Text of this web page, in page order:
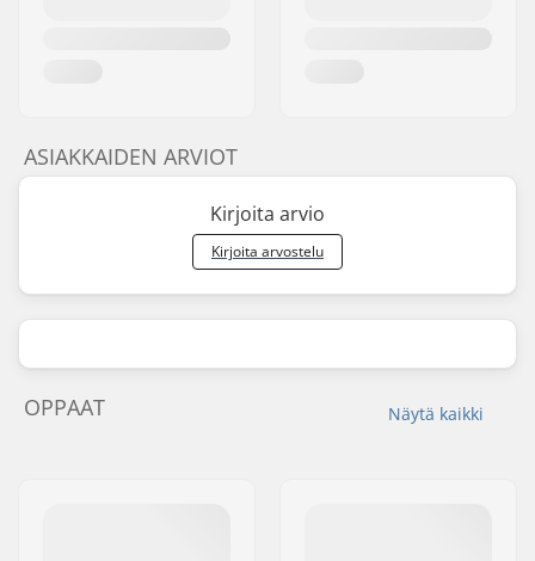
ASIAKKAIDEN ARVIOT
Kirjoita arvio
Kirjoita arvostelu
Näytä kaikki
OPPAAT